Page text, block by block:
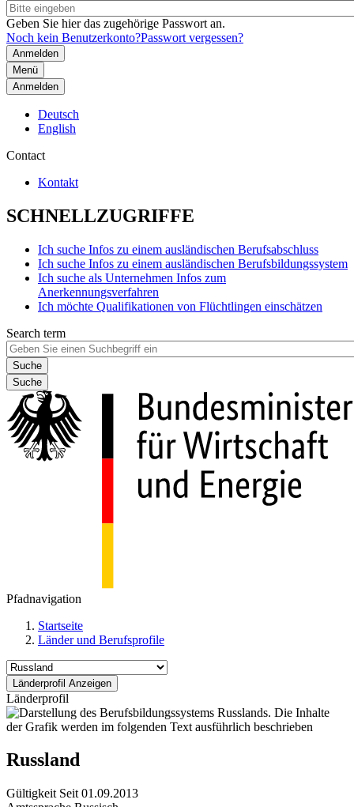
Geben Sie hier das zugehörige Passwort an.
Noch kein Benutzerkonto?Passwort vergessen?
Menü
Anmelden
Deutsch
English
Contact
Kontakt
SCHNELLZUGRIFFE
Ich suche Infos zu einem ausländischen Berufsabschluss
Ich suche Infos zu einem ausländischen Berufsbildungssystem
Ich suche als Unternehmen Infos zum
Anerkennungsverfahren
Ich möchte Qualifikationen von Flüchtlingen einschätzen
Search term
Suche
Pfadnavigation
Startseite
Länder und Berufsprofile
Länderprofil
Russland
Gültigkeit Seit 01.09.2013